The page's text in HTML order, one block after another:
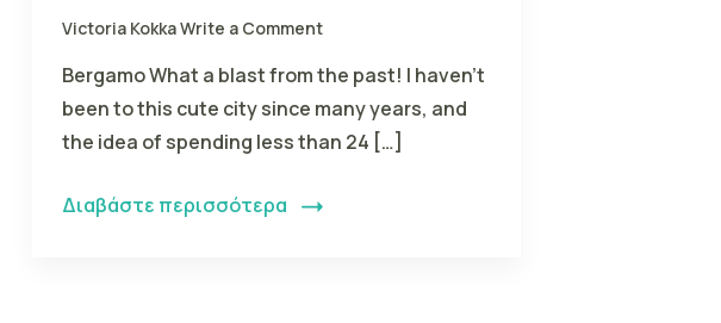
Victoria KokkaWrite a Comment
Bergamo What a blast from the past! I haven’t
been to this cute city since many years, and
the idea of spending less than 24 […]
Διαβάστε περισσότερα